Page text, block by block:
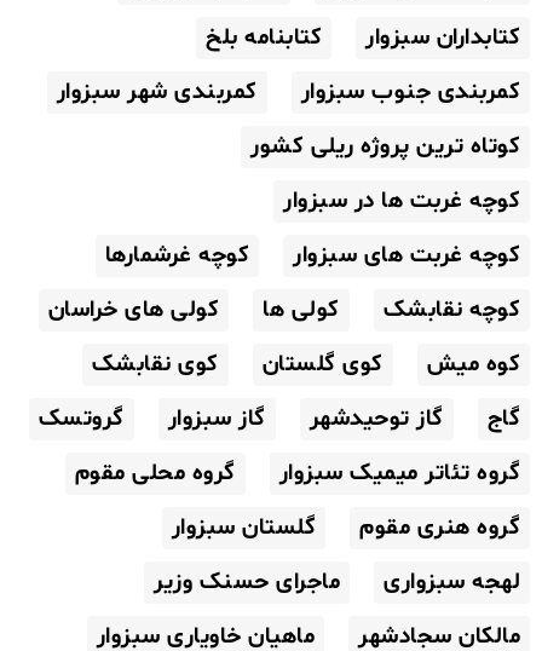
کتابداران سبزوار
کتابنامه بلخ
کمربندی جنوب سبزوار
کمربندی شهر سبزوار
کوتاه ترین پروژه ریلی کشور
کوچه غربت ها در سبزوار
کوچه غربت های سبزوار
کوچه غرشمارها
کوچه نقابشک
کولی ها
کولی های خراسان
کوه میش
کوی گلستان
کوی نقابشک
گاج
گاز توحیدشهر گاز سبزوار
گروتسک
گروه تئاتر میمیک سبزوار
گروه محلی مقوم
گروه هنری مقوم
گلستان سبزوار
لهجه سبزواری
ماجرای حسنک وزیر
مالکان سجادشهر
ماهیان خاویاری سبزوار